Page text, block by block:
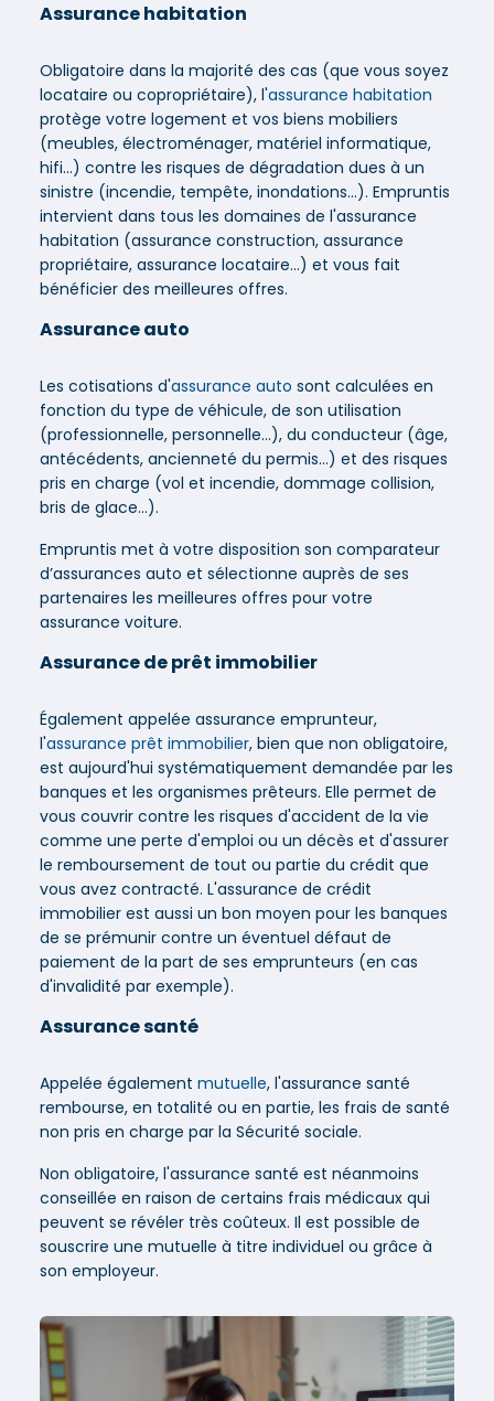
Assurance habitation
Obligatoire dans la majorité des cas (que vous soyez
locataire ou copropriétaire), l'assurance habitation
protège votre logement et vos biens mobiliers
(meubles, électroménager, matériel informatique,
hifi...) contre les risques de dégradation dues à un
sinistre (incendie, tempête, inondations...). Empruntis
intervient dans tous les domaines de l'assurance
habitation (assurance construction, assurance
propriétaire, assurance locataire...) et vous fait
bénéficier des meilleures offres.
Assurance auto
Les cotisations d'assurance auto sont calculées en
fonction du type de véhicule, de son utilisation
(professionnelle, personnelle...), du conducteur (âge,
antécédents, ancienneté du permis...) et des risques
pris en charge (vol et incendie, dommage collision,
bris de glace...).
Empruntis met à votre disposition son comparateur
d’assurances auto et sélectionne auprès de ses
partenaires les meilleures offres pour votre
assurance voiture.
Assurance de prêt immobilier
Également appelée assurance emprunteur,
l'assurance prêt immobilier, bien que non obligatoire,
est aujourd'hui systématiquement demandée par les
banques et les organismes prêteurs. Elle permet de
vous couvrir contre les risques d'accident de la vie
comme une perte d'emploi ou un décès et d'assurer
le remboursement de tout ou partie du crédit que
vous avez contracté. L'assurance de crédit
immobilier est aussi un bon moyen pour les banques
de se prémunir contre un éventuel défaut de
paiement de la part de ses emprunteurs (en cas
d'invalidité par exemple).
Assurance santé
Appelée également mutuelle, l'assurance santé
rembourse, en totalité ou en partie, les frais de santé
non pris en charge par la Sécurité sociale.
Non obligatoire, l'assurance santé est néanmoins
conseillée en raison de certains frais médicaux qui
peuvent se révéler très coûteux. Il est possible de
souscrire une mutuelle à titre individuel ou grâce à
son employeur.